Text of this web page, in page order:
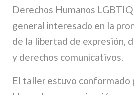
Derechos Humanos
general interesado en la
de la libertad de expresión,
y derechos comunicativos.
El taller estuvo conformado